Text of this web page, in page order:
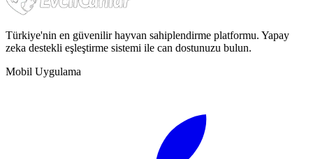
Türkiye'nin en güvenilir hayvan sahiplendirme platformu. Yapay
zeka destekli eşleştirme sistemi ile can dostunuzu bulun.
Mobil Uygulama